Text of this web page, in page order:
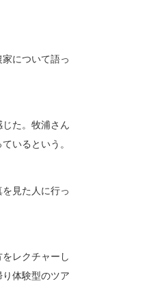
について語っ
た。牧浦さん
いるという。
見た人に行っ
レクチャーし
体験型のツア